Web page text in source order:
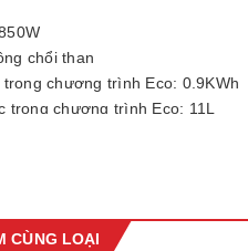
chổi than
chương trình Eco: 0.9KWh
trong chương trình Eco: 11L
không cần làm khô) có
CÙNG LOẠI